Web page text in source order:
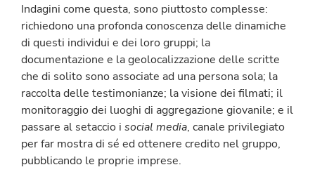
Indagini come questa, sono piuttosto complesse:
richiedono una profonda conoscenza delle dinamiche
di questi individui e dei loro gruppi; la
documentazione e la geolocalizzazione delle scritte
che di solito sono associate ad una persona sola; la
raccolta delle testimonianze; la visione dei filmati; il
monitoraggio dei luoghi di aggregazione giovanile; e il
passare al setaccio i social media, canale privilegiato
per far mostra di sé ed ottenere credito nel gruppo,
pubblicando le proprie imprese.